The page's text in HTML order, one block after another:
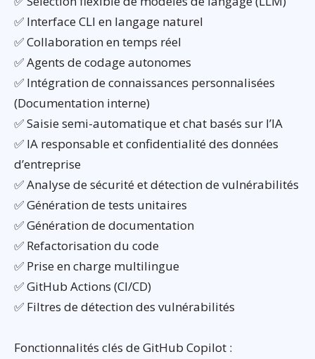
✅ Interface CLI en langage naturel
✅ Collaboration en temps réel
✅ Agents de codage autonomes
✅ Intégration de connaissances personnalisées
(Documentation interne)
✅ Saisie semi-automatique et chat basés sur l’IA
✅ IA responsable et confidentialité des données
d’entreprise
✅ Analyse de sécurité et détection de vulnérabilités
✅ Génération de tests unitaires
✅ Génération de documentation
✅ Refactorisation du code
✅ Prise en charge multilingue
✅ GitHub Actions (CI/CD)
✅ Filtres de détection des vulnérabilités
Fonctionnalités clés de GitHub Copilot :